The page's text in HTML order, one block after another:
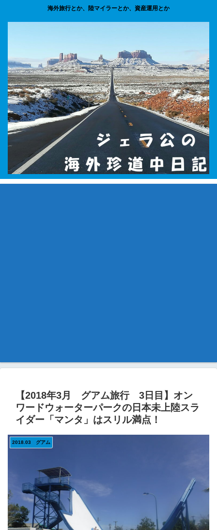
海外旅行とか、陸マイラーとか、資産運用とか
【2018年3月 グアム旅行 3日目】オン
ワードウォーターパークの日本未上陸スラ
イダー「マンタ」はスリル満点！
2018.03 グアム